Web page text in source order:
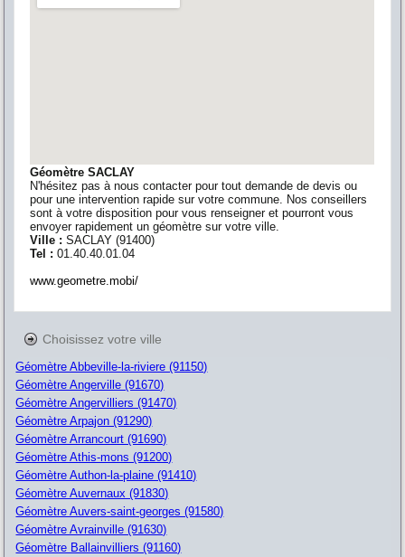
Géomètre SACLAY
N'hésitez pas à nous contacter pour tout demande de devis ou
pour une intervention rapide sur votre commune. Nos conseillers
sont à votre disposition pour vous renseigner et pourront vous
envoyer rapidement un géomètre sur votre ville.
Ville :SACLAY (91400)
Tel :01.40.40.01.04
www.geometre.mobi/
Choisissez votre ville
Géomètre Abbeville-la-riviere (91150)
Géomètre Angerville (91670)
Géomètre Angervilliers (91470)
Géomètre Arpajon (91290)
Géomètre Arrancourt (91690)
Géomètre Athis-mons (91200)
Géomètre Authon-la-plaine (91410)
Géomètre Auvernaux (91830)
Géomètre Auvers-saint-georges (91580)
Géomètre Avrainville (91630)
Géomètre Ballainvilliers (91160)